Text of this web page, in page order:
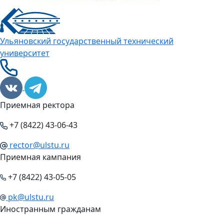
Ульяновский государственный технический
университет
Приемная ректора
+7 (8422) 43-06-43
rector@ulstu.ru
Приемная кампания
+7 (8422) 43-05-05
pk@ulstu.ru
Иностранным гражданам